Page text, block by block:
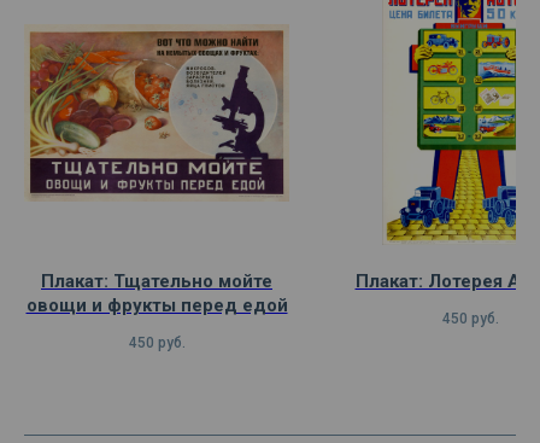
Плакат: Тщательно мойте
овощи и фрукты перед едой
450 руб.
Плакат: Лотерея
450 руб.